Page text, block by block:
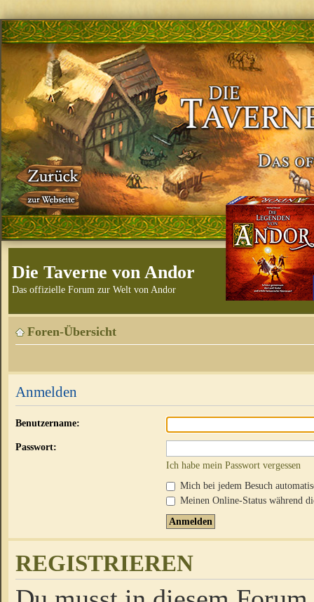
Die Taverne von Andor
Das offizielle Forum zur Welt von Andor
Foren-Übersicht
Anmelden
Benutzername:
Passwort:
Ich habe mein Passwort vergessen
Mich bei jedem Besuch
Meinen Online-Status während
REGISTRIEREN